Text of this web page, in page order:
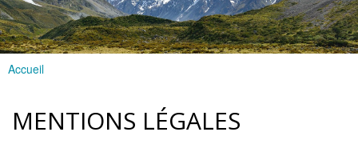
Vous êtes ici
Accueil
MENTIONS LÉGALES